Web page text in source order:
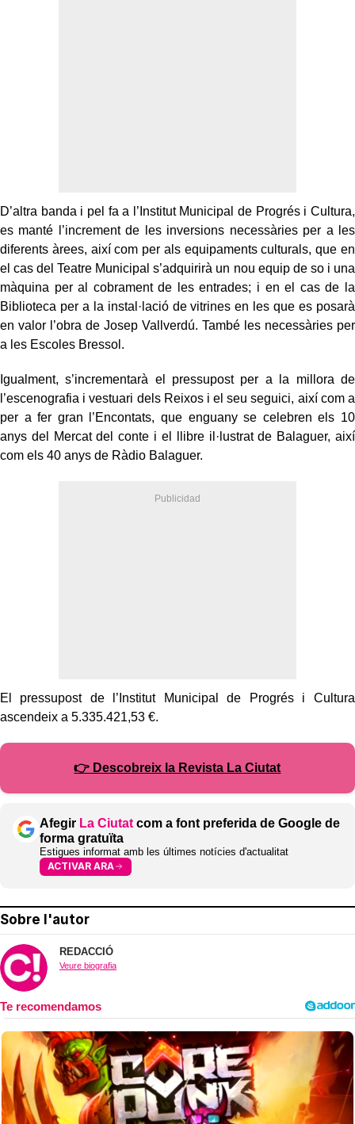
D’altra banda i pel fa a l’Institut Municipal de Progrés i Cultura,
es manté l’increment de les inversions necessàries per a les
diferents àrees, així com per als equipaments culturals, que en
el cas del Teatre Municipal s’adquirirà un nou equip de so i una
màquina per al cobrament de les entrades; i en el cas de la
Biblioteca per a la instal·lació de vitrines en les que es posarà
en valor l’obra de Josep Vallverdú. També les necessàries per
a les Escoles Bressol.
Igualment, s’incrementarà el pressupost per a la millora de
l’escenografia i vestuari dels Reixos i el seu seguici, així com a
per a fer gran l’Encontats, que enguany se celebren els 10
anys del Mercat del conte i el llibre il·lustrat de Balaguer, així
com els 40 anys de Ràdio Balaguer.
El pressupost de l’Institut Municipal de Progrés i Cultura
ascendeix a 5.335.421,53 €.
👉 Descobreix la Revista La Ciutat
Afegir La Ciutat com a font preferida de Google de
forma gratuïta
Estigues informat amb les últimes notícies d'actualitat
ACTIVAR ARA
Sobre l'autor
REDACCIÓ
Veure biografia